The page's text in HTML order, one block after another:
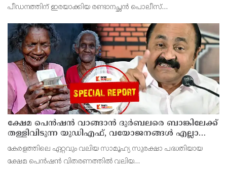
പീഡനത്തിന് ഇരയാക്കിയ രണ്ടാനച്ഛൻ പൊലീസ്
തുറന്നുപറഞ്ഞതിന്റെ അടിസ്ഥാനത്തിലാണ് കേസ്
പുറത്തുവന്നത്.കൗണ്
ക്ഷേമ പെന്‍ഷന്‍ വാങ്ങാന്‍ ദുര്‍ബലരെ ബാങ്കിലേക്ക്
തള്ളിവിടുന്ന യുഡിഎഫ്, വയോജനങ്ങള്‍ എല്ലാ
മാസവും ബാങ്കിലെത്തണം, ചെറിയ
ലാഭത്തിനുവേണ്ടി പാവങ്ങളെ
ദുരിതത്തിലാക്കണോ?
കേരളത്തിലെ ഏറ്റവും വലിയ സാമൂഹ്യ സുരക്ഷാ പദ്ധതിയായ
ക്ഷേമ പെന്‍ഷന്‍ വിതരണത്തില്‍ വലിയ